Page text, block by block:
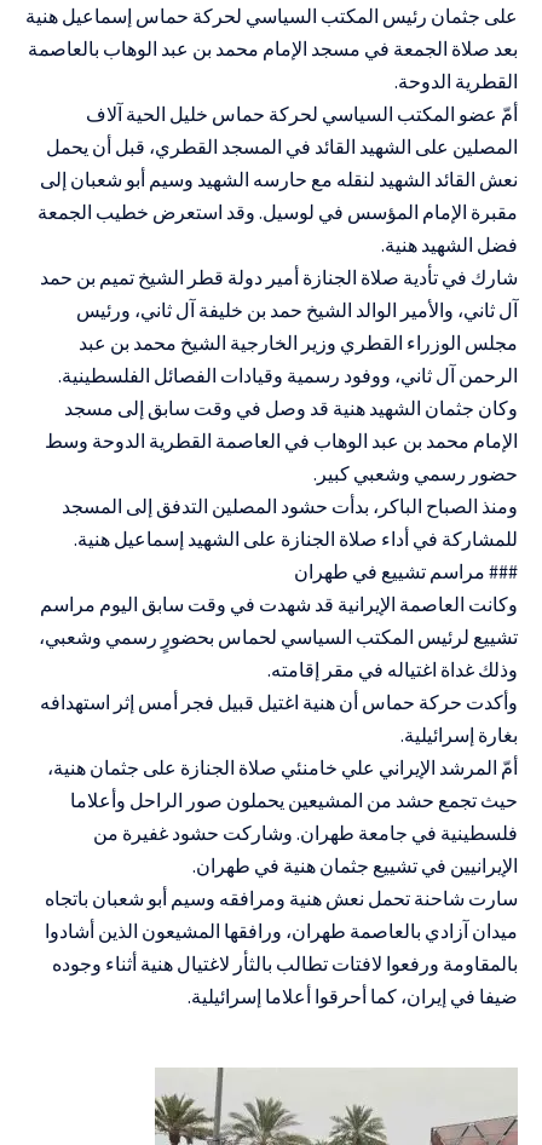
على جثمان رئيس المكتب السياسي لحركة حماس إسماعيل هنية
بعد صلاة الجمعة في مسجد الإمام محمد بن عبد الوهاب بالعاصمة
القطرية الدوحة.
أمّ عضو المكتب السياسي لحركة حماس خليل الحية آلاف
المصلين على الشهيد القائد في المسجد القطري، قبل أن يحمل
نعش القائد الشهيد لنقله مع حارسه الشهيد وسيم أبو شعبان إلى
مقبرة الإمام المؤسس في لوسيل. وقد استعرض خطيب الجمعة
فضل الشهيد هنية.
شارك في تأدية صلاة الجنازة أمير دولة قطر الشيخ تميم بن حمد
آل ثاني، والأمير الوالد الشيخ حمد بن خليفة آل ثاني، ورئيس
مجلس الوزراء القطري وزير الخارجية الشيخ محمد بن عبد
الرحمن آل ثاني، ووفود رسمية وقيادات الفصائل الفلسطينية.
وكان جثمان الشهيد هنية قد وصل في وقت سابق إلى مسجد
الإمام محمد بن عبد الوهاب في العاصمة القطرية الدوحة وسط
حضور رسمي وشعبي كبير.
ومنذ الصباح الباكر، بدأت حشود المصلين التدفق إلى المسجد
للمشاركة في أداء صلاة الجنازة على الشهيد إسماعيل هنية.
### مراسم تشييع في طهران
وكانت العاصمة الإيرانية قد شهدت في وقت سابق اليوم مراسم
تشييع لرئيس المكتب السياسي لحماس بحضورٍ رسمي وشعبي،
وذلك غداة اغتياله في مقر إقامته.
وأكدت حركة حماس أن هنية اغتيل قبيل فجر أمس إثر استهدافه
بغارة إسرائيلية.
أمّ المرشد الإيراني علي خامنئي صلاة الجنازة على جثمان هنية،
حيث تجمع حشد من المشيعين يحملون صور الراحل وأعلاما
فلسطينية في جامعة طهران. وشاركت حشود غفيرة من
الإيرانيين في تشييع جثمان هنية في طهران.
سارت شاحنة تحمل نعش هنية ومرافقه وسيم أبو شعبان باتجاه
ميدان آزادي بالعاصمة طهران، ورافقها المشيعون الذين أشادوا
بالمقاومة ورفعوا لافتات تطالب بالثأر لاغتيال هنية أثناء وجوده
ضيفا في إيران، كما أحرقوا أعلاما إسرائيلية.